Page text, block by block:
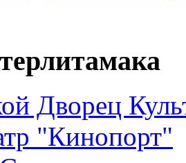
Дворец
"Кинопорт"